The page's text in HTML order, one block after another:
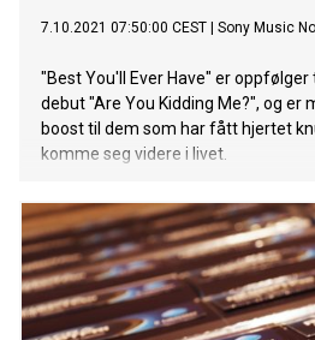
7.10.2021 07:50:00 CEST Sony Music
"Best You'll Ever Have" er
debut "Are You Kidding Me?", og er
boost til dem som har fått hjertet
komme seg videre i livet.